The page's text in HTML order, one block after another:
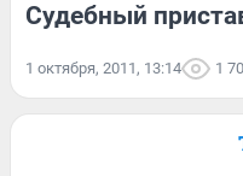
Судебный
1 октября, 2011, 13:14 1